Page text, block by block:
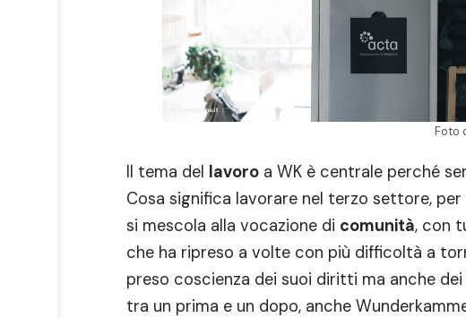
Foto
Il tema del lavoroa WK è centrale perché
Cosa significa lavorare nel terzo settore,
si mescola alla vocazione di comunità, con
che ha ripreso a volte con più difficoltà a
preso coscienza dei suoi diritti ma anche
tra un prima e un dopo, anche